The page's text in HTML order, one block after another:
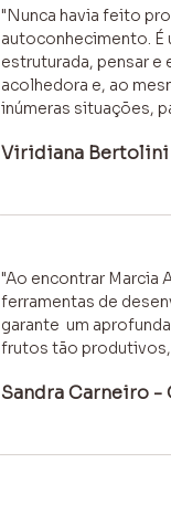
"Nunca havia feito
autoconhecimento. É
estruturada, pensar
acolhedora e, ao
inúmeras situações,
Viridiana
"Ao encontrar Marcia
ferramentas de
garante um
frutos tão produtivos,
Sandra Carneiro -